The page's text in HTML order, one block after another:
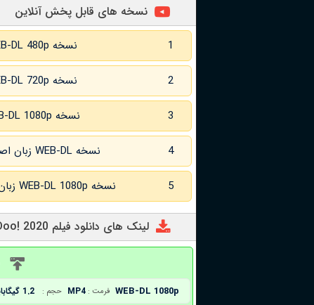
نسخه های قابل پخش آنلاین
1 نسخه WEB-DL 480p
2 نسخه WEB-DL 720p
3 نسخه WEB-DL 1080p
4 نسخه WEB-DL زبان اصلی و زیرنویس انگلیسی
5 نسخه WEB-DL 1080p زبان اصلی و زیرنویس انگلیسی
لینک های دانلود فیلم Happy Halloween, Scooby-Doo! 2020
WEB-DL 1080p فرمت : MP4 حجم : 1.2 گیگابایت